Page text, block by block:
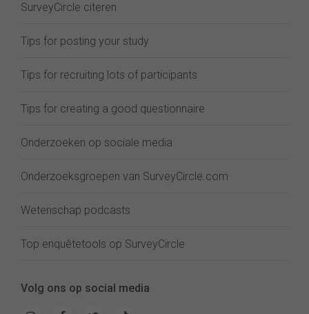
SurveyCircle citeren
Tips for posting your study
Tips for recruiting lots of participants
Tips for creating a good questionnaire
Onderzoeken op sociale media
Onderzoeksgroepen van SurveyCircle.com
Wetenschap podcasts
Top enquêtetools op SurveyCircle
Volg ons op social media